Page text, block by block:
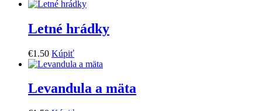
Letné hrádky
€1 .50 Kúpiť
Levandula a mäta